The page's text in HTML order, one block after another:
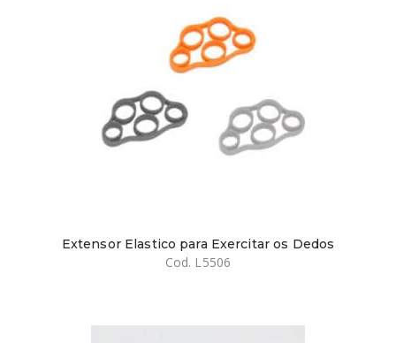
Extensor Elastico para Exercitar os Dedos
Cod. L5506